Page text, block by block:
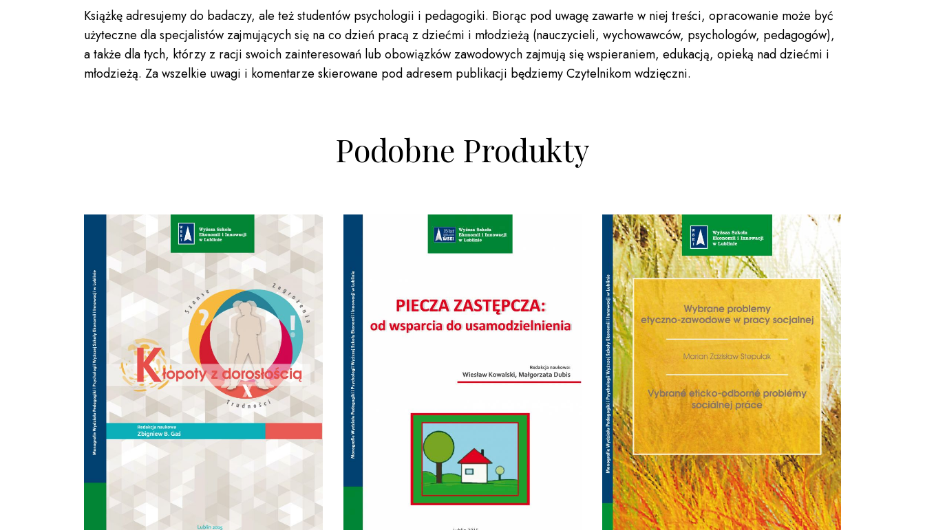
Książkę adresujemy do badaczy, ale też studentów psychologii i pedagogiki. Biorąc pod uwagę zawarte w niej treści, opracowanie może być
użyteczne dla specjalistów zajmujących się na co dzień pracą z dziećmi i młodzieżą (nauczycieli, wychowawców, psychologów, pedagogów),
a także dla tych, którzy z racji swoich zainteresowań lub obowiązków zawodowych zajmują się wspieraniem, edukacją, opieką nad dziećmi i
młodzieżą. Za wszelkie uwagi i komentarze skierowane pod adresem publikacji będziemy Czytelnikom wdzięczni.
Podobne Produkty